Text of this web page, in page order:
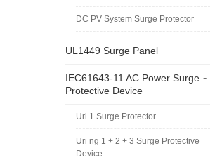
DC PV System Surge Protector
UL1449 Surge Panel
-
IEC61643-11 AC Power Surge
Protective Device
Uri 1 Surge Protector
Uri ng 1 + 2 + 3 Surge Protective
Device